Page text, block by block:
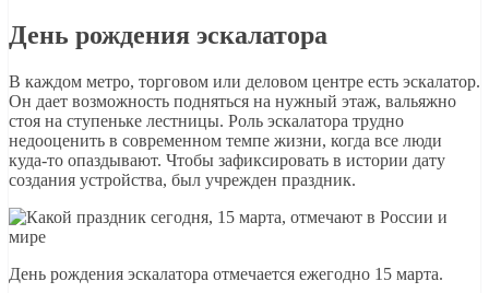
День рождения эскалатора
В каждом метро, торговом или деловом центре есть эскалатор.
Он дает возможность подняться на нужный этаж, вальяжно
стоя на ступеньке лестницы. Роль эскалатора трудно
недооценить в современном темпе жизни, когда все люди
куда-то опаздывают. Чтобы зафиксировать в истории дату
создания устройства, был учрежден праздник.
День рождения эскалатора отмечается ежегодно 15 марта.